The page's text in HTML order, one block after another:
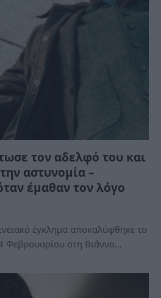
τον αδελφό του και
αστυνομία –
έμαθαν τον λόγο
έγκλημα αποκαλύφθηκε το
Φεβρουαρίου στη Βιάννο…